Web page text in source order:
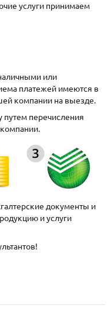
услуги принимаем
или
платежей имеются в
компании на выезде.
путем перечисления
документы и
и услуги